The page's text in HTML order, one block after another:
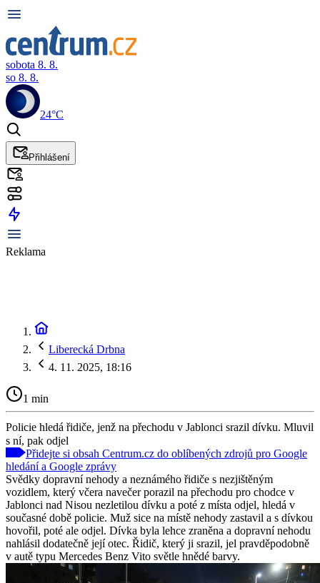
sobota 8. 8.
so 8. 8.
24°C
Přihlášení
Reklama
Liberecká Drbna
4. 11. 2025, 18:16
1 min
Policie hledá řidiče, jenž na přechodu v Jablonci srazil dívku. Mluvil
s ní, pak odjel
Přidejte si obsah Centrum.cz do oblíbených zdrojů pro Google
hledání a Google zprávy
Svědky dopravní nehody a neznámého řidiče s nezjištěným
vozidlem, který včera navečer porazil na přechodu pro chodce v
Jablonci nad Nisou nezletilou dívku a poté z místa odjel, hledá v
současné době policie. Muž sice na místě nehody zastavil a s dívkou
hovořil, poté ale odjel. Dívka byla lehce zraněna a dopravní nehodu
nahlásil dodatečně její otec. Řidič, který ji srazil, jel pravděpodobně
v autě typu Mercedes Benz Vito světle hnědé barvy.